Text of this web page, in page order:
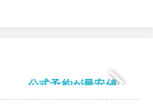
公式予約が最安値